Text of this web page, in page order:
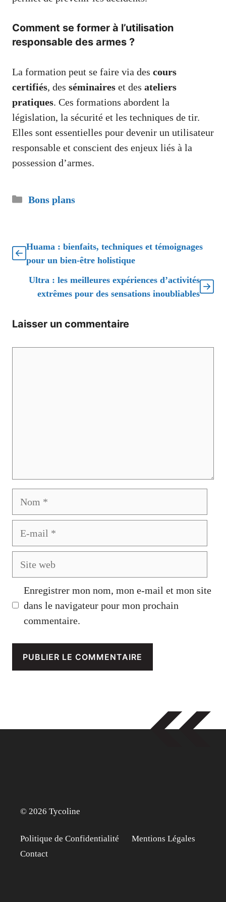
Comment se former à l’utilisation
responsable des armes ?
La formation peut se faire via des cours
certifiés, des séminaires et des ateliers
pratiques. Ces formations abordent la
législation, la sécurité et les techniques de tir.
Elles sont essentielles pour devenir un utilisateur
responsable et conscient des enjeux liés à la
possession d’armes.
Catégories
Bons plans
Huama : bienfaits, techniques et témoignages
pour un bien-être holistique
Ultra : les meilleures expériences d’activités
extrêmes pour des sensations inoubliables
Laisser un commentaire
Enregistrer mon nom, mon e-mail et mon site
dans le navigateur pour mon prochain
commentaire.
© 2026 Tycoline
Politique de Confidentialité
Mentions Légales
Contact